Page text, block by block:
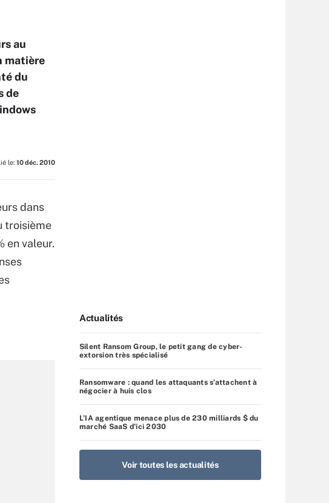
au
matière
du
de
le: 10 déc. 2010
dans
troisième
en valeur.
Actualités
Silent Ransom Group, le petit gang de cyber-
extorsion très spécialisé
Ransomware : quand les attaquants s’attachent à
négocier à huis clos
L’IA agentique menace plus de 230 milliards $ du
marché SaaS d’ici 2030
Voir toutes les actualités